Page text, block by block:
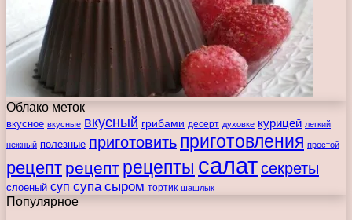
Облако меток
вкусное вкусные вкусный грибами десерт духовке курицей легкий
нежный полезные приготовить приготовления простой
рецепт рецепт рецепты салатсекреты
слоеный суп супа сыром тортик шашлык
Популярное